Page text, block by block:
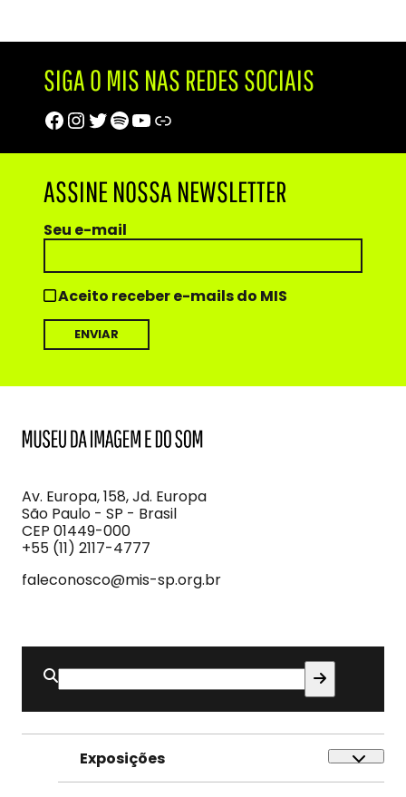
SIGA O MIS NAS REDES SOCIAIS
Facebook
Instagram
Twitter
Spotify
Youtube
Trip Advisor
ASSINE NOSSA NEWSLETTER
Seu e-mail
Aceito receber e-mails do MIS
Imagem
e
do
Som
Av. Europa, 158, Jd. Europa
São Paulo - SP - Brasil
CEP 01449-000
+55 (11) 2117-4777
faleconosco@mis-sp.org.br
Buscar
por:
Exposições